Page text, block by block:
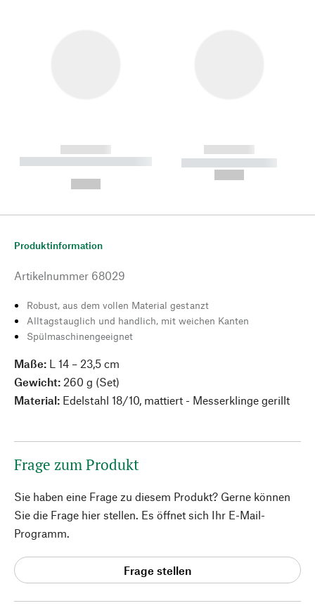
------------
----------- ----------- --------
------------
----------- -----------
Produktinformation
Artikelnummer 68029
Robust, aus dem vollen Material gestanzt
Alltagstauglich und handlich, mit weichen Kanten
Spülmaschinengeeignet
Maße: L 14 – 23,5 cm
Gewicht: 260 g (Set)
Material: Edelstahl 18/10, mattiert - Messerklinge gerillt
Frage zum Produkt
Sie haben eine Frage zu diesem Produkt? Gerne können
Sie die Frage hier stellen. Es öffnet sich Ihr E-Mail-
Programm.
Frage stellen